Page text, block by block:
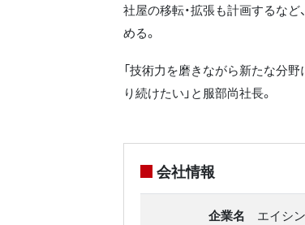
社屋の移転・拡張も計画するなど
める。
「技術力を磨きながら新たな分
り続けたい」と服部尚社長。
会社情報
企業名 エイシ